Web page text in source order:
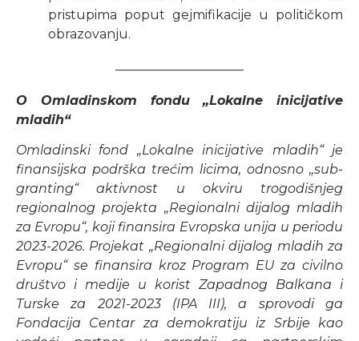
pristupima poput gejmifikacije u političkom
obrazovanju.
——————————
O Omladinskom fondu „Lokalne inicijative
mladih“
Omladinski fond „Lokalne inicijative mladih“ je
finansijska podrška trećim licima, odnosno „sub-
granting“ aktivnost u okviru trogodišnjeg
regionalnog projekta „Regionalni dijalog mladih
za Evropu“, koji finansira Evropska unija u periodu
2023-2026. Projekat „Regionalni dijalog mladih za
Evropu“ se finansira kroz Program EU za civilno
društvo i medije u korist Zapadnog Balkana i
Turske za 2021-2023 (IPA III), a sprovodi ga
Fondacija Centar za demokratiju iz Srbije kao